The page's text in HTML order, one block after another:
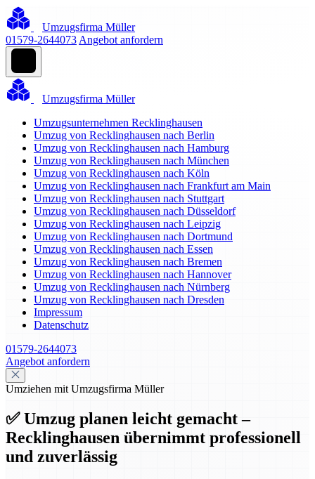
Umzugsfirma Müller
01579-2644073 Angebot anfordern
Umzugsfirma Müller
Umzugsunternehmen Recklinghausen
Umzug von Recklinghausen nach Berlin
Umzug von Recklinghausen nach Hamburg
Umzug von Recklinghausen nach München
Umzug von Recklinghausen nach Köln
Umzug von Recklinghausen nach Frankfurt am Main
Umzug von Recklinghausen nach Stuttgart
Umzug von Recklinghausen nach Düsseldorf
Umzug von Recklinghausen nach Leipzig
Umzug von Recklinghausen nach Dortmund
Umzug von Recklinghausen nach Essen
Umzug von Recklinghausen nach Bremen
Umzug von Recklinghausen nach Hannover
Umzug von Recklinghausen nach Nürnberg
Umzug von Recklinghausen nach Dresden
Impressum
Datenschutz
01579-2644073
Angebot anfordern
Umziehen mit Umzugsfirma Müller
✅ Umzug planen leicht gemacht –
Recklinghausen übernimmt professionell
und zuverlässig